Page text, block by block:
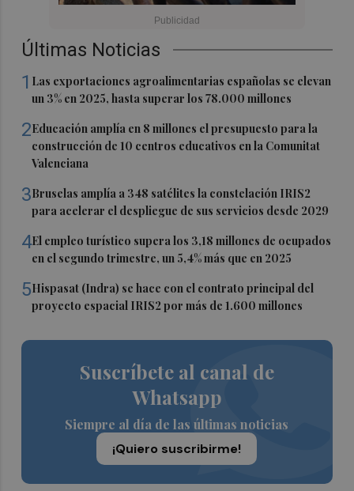
Últimas Noticias
1 Las exportaciones agroalimentarias españolas se elevan
un 3% en 2025, hasta superar los 78.000 millones
2Educación amplía en 8 millones el presupuesto para la
construcción de 10 centros educativos en la Comunitat
Valenciana
3Bruselas amplía a 348 satélites la constelación IRIS2
para acelerar el despliegue de sus servicios desde 2029
4El empleo turístico supera los 3,18 millones de ocupados
en el segundo trimestre, un 5,4% más que en 2025
5Hispasat (Indra) se hace con el contrato principal del
proyecto espacial IRIS2 por más de 1.600 millones
Suscríbete al canal de
Whatsapp
Siempre al día de las últimas noticias
¡Quiero suscribirme!